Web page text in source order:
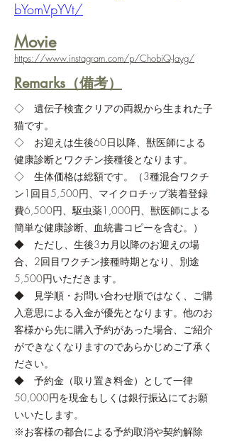
bYomVpYVt/
​Movie
https://www.instagram.com/p/ChobiQ-Jayg/
Remarks（備考）
◇ 遺伝子検査クリアの両親から生まれた子
猫です。
◇ お迎えは生後60日以降、獣医師による
健康診断とワクチン接種後となります。
◇ 生体価格は総額です。（3種混合ワクチ
ン1回目5,500円、マイクロチップ装着登録
費6,500円、駆虫薬1,000円、獣医師による
簡単な健康診断、血統書コピーを含む。）
◆ ただし、生後3カ月以降のお迎えの場
合、2回目ワクチン接種時期となり、別途
5,500円いただきます。
◆ 見学順・お問い合わせ順ではなく、ご購
入意思による入金が優先となります。他のお
客様から先に購入予約があった場合、ご紹介
ができなくなりますのであらかじめご了承く
ださい。
◆ 予約金（取り置き料金）として一律
50,000円を現金もしくは銀行振込にてお願
いいたします。
※お客様の都合による予約取消や契約解除